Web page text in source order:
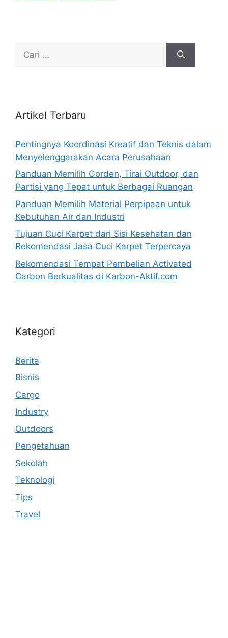
untuk:
Artikel Terbaru
Pentingnya Koordinasi Kreatif dan Teknis dalam
Menyelenggarakan Acara Perusahaan
Panduan Memilih Gorden, Tirai Outdoor, dan
Partisi yang Tepat untuk Berbagai Ruangan
Panduan Memilih Material Perpipaan untuk
Kebutuhan Air dan Industri
Tujuan Cuci Karpet dari Sisi Kesehatan dan
Rekomendasi Jasa Cuci Karpet Terpercaya
Rekomendasi Tempat Pembelian Activated
Carbon Berkualitas di Karbon-Aktif.com
Kategori
Berita
Bisnis
Cargo
Industry
Outdoors
Pengetahuan
Sekolah
Teknologi
Tips
Travel